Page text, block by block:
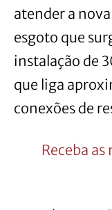
atender a
esgoto que
instalação de
que liga
conexões de
Receba as